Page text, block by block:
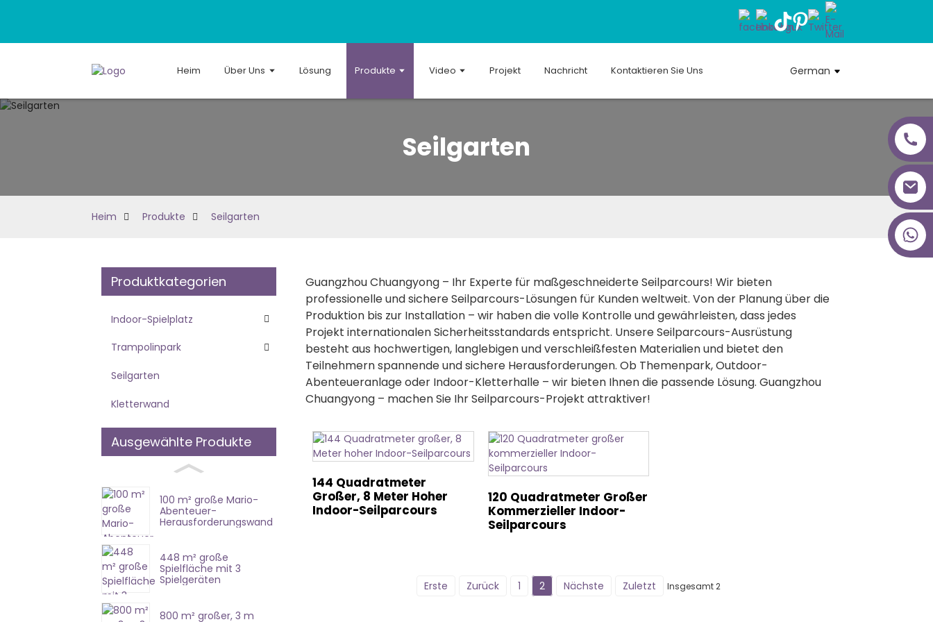
Heim Über Uns Lösung Produkte Video Projekt Nachricht Kontaktieren Sie Uns German
Seilgarten
Heim Produkte Seilgarten
Produktkategorien
Indoor-Spielplatz
Trampolinpark
Seilgarten
Kletterwand
Ausgewählte Produkte
100 m² große Mario-
Abenteuer-
Herausforderungswand
448 m² große
Spielfläche mit 3
Spielgeräten
800 m² großer, 3 m
Guangzhou Chuangyong – Ihr Experte für maßgeschneiderte Seilparcours! Wir bieten
professionelle und sichere Seilparcours-Lösungen für Kunden weltweit. Von der Planung über die
Produktion bis zur Installation – wir haben die volle Kontrolle und gewährleisten, dass jedes
Projekt internationalen Sicherheitsstandards entspricht. Unsere Seilparcours-Ausrüstung
besteht aus hochwertigen, langlebigen und verschleißfesten Materialien und bietet den
Teilnehmern spannende und sichere Herausforderungen. Ob Themenpark, Outdoor-
Abenteueranlage oder Indoor-Kletterhalle – wir bieten Ihnen die passende Lösung. Guangzhou
Chuangyong – machen Sie Ihr Seilparcours-Projekt attraktiver!
144 Quadratmeter
Großer, 8 Meter Hoher
Indoor-Seilparcours
120 Quadratmeter Großer
Kommerzieller Indoor-
Seilparcours
Erste Zurück 1 2 Nächste Zuletzt Insgesamt 2